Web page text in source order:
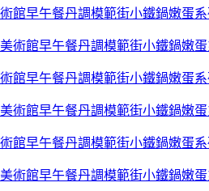
館早午餐丹調模範街小鐵鍋嫩蛋
館早午餐丹調模範街小鐵鍋嫩蛋
館早午餐丹調模範街小鐵鍋嫩蛋